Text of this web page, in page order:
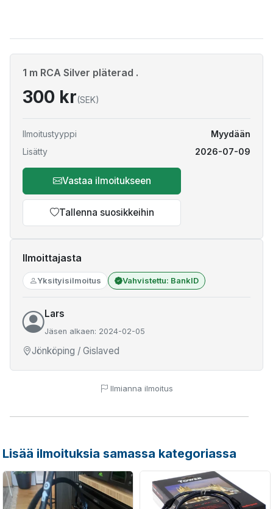
1 m RCA Silver pläterad .
300 kr(SEK)
Ilmoitustyyppi
Myydään
Lisätty
2026-07-09
Vastaa ilmoitukseen
Tallenna suosikkeihin
Ilmoittajasta
Yksityisilmoitus Vahvistettu: BankID
Lars
Jäsen alkaen: 2024-02-05
Jönköping / Gislaved
Ilmianna ilmoitus
Lisää ilmoituksia samassa kategoriassa